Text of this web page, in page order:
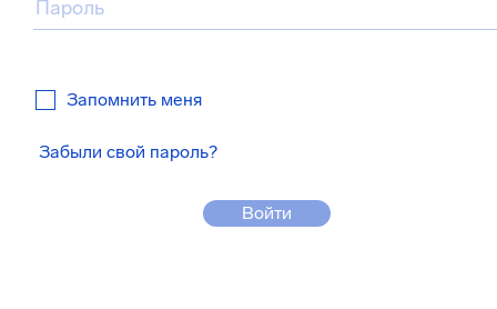
Запомнить меня
Забыли свой пароль?
Войти